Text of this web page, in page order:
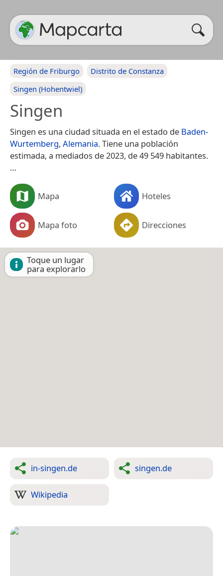
Región de Friburgo
Distrito de Constanza
Singen (Hohentwiel)
Singen
Singen es una ciudad situada en el estado de Baden-
Wurtemberg, Alemania. Tiene una población
estimada, a mediados de 2023, de 49 549 habitantes.​
…
Mapa Hoteles
Mapa foto Direcciones
Toque un lugar
para explorarlo
in-singen.de singen.de
Wikipedia